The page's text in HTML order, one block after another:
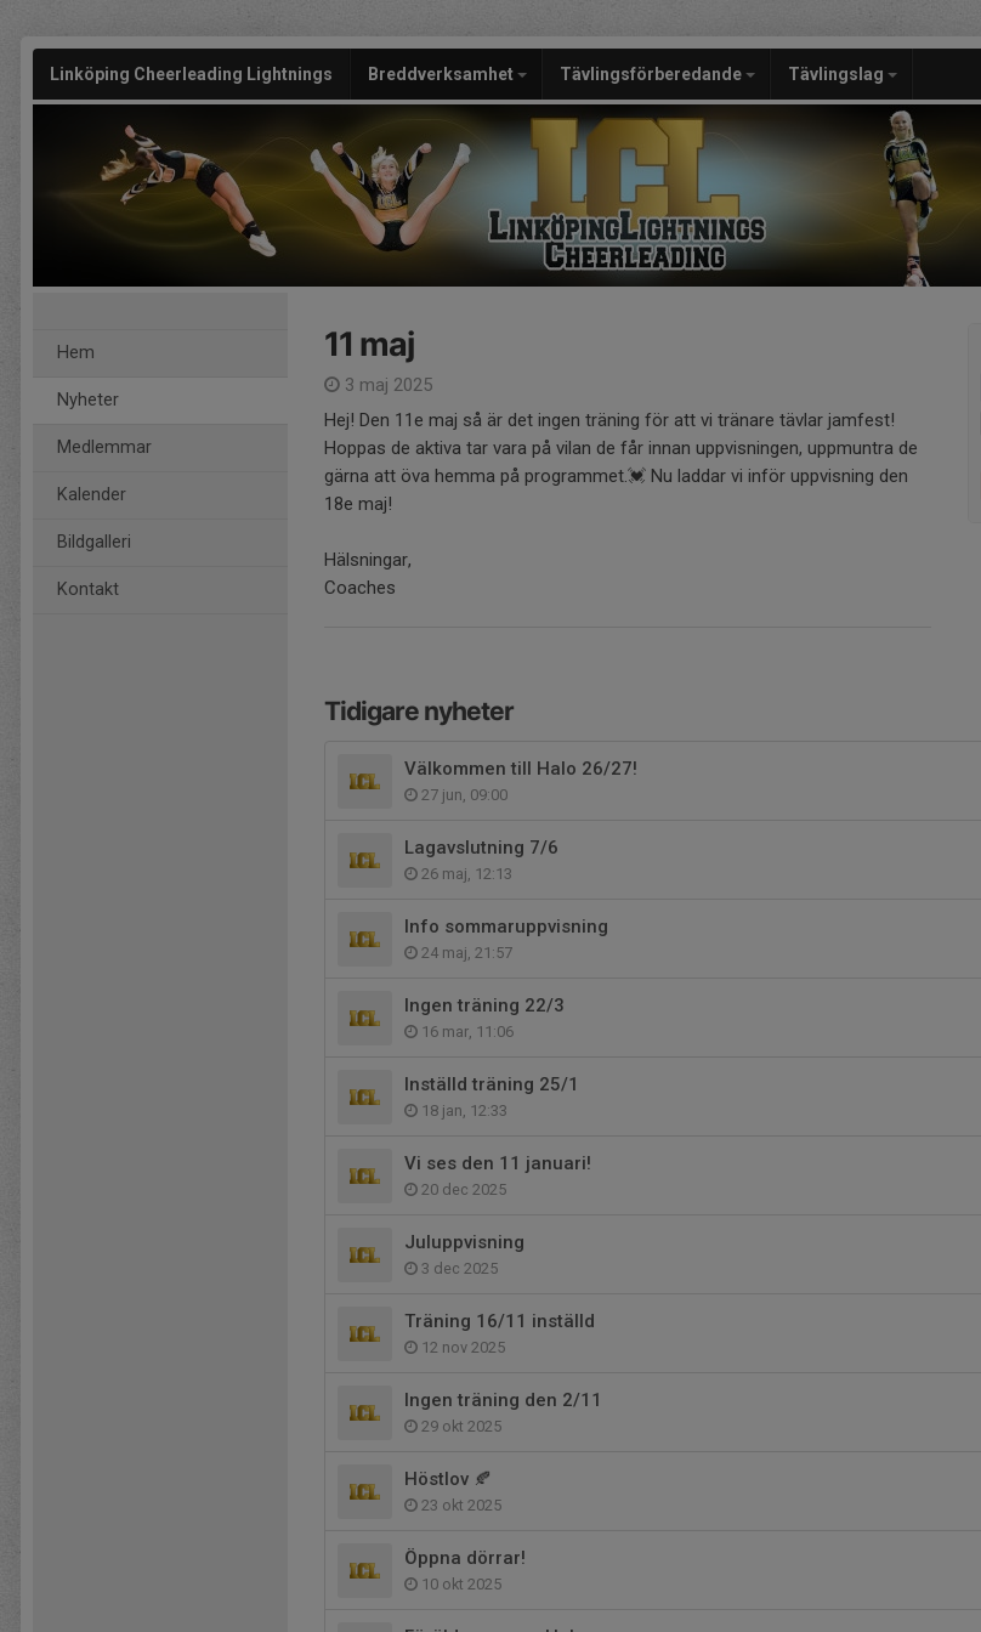
Linköping Cheerleading Lightnings Breddverksamhet Tävlingsförberedande Tävlingslag
Hem
Nyheter
Medlemmar
Kalender
Bildgalleri
Kontakt
11 maj
3 maj 2025
Hej! Den 11e maj så är det ingen träning för att vi tränare tävlar jamfest!
Hoppas de aktiva tar vara på vilan de får innan uppvisningen, uppmuntra de
gärna att öva hemma på programmet.💓 Nu laddar vi inför uppvisning den
18e maj!
Hälsningar,
Coaches
Tidigare nyheter
Välkommen till Halo 26/27!
27 jun, 09:00
Lagavslutning 7/6
26 maj, 12:13
Info sommaruppvisning
24 maj, 21:57
Ingen träning 22/3
16 mar, 11:06
Inställd träning 25/1
18 jan, 12:33
Vi ses den 11 januari!
20 dec 2025
Juluppvisning
3 dec 2025
Träning 16/11 inställd
12 nov 2025
Ingen träning den 2/11
29 okt 2025
Höstlov 🍂
23 okt 2025
Öppna dörrar!
10 okt 2025